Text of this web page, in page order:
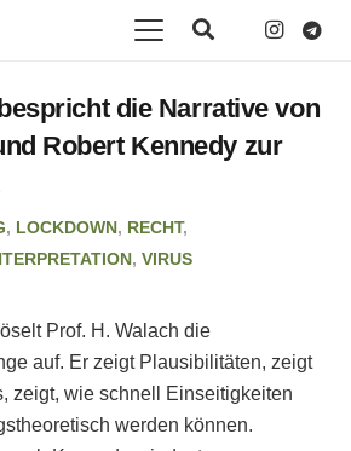
die Narrative von
Robert Kennedy zur
, LOCKDOWN, RECHT,
, VIRUS
Prof. H. Walach die
auf. Er zeigt Plausibilitäten, zeigt
zeigt, wie schnell Einseitigkeiten
werden können.